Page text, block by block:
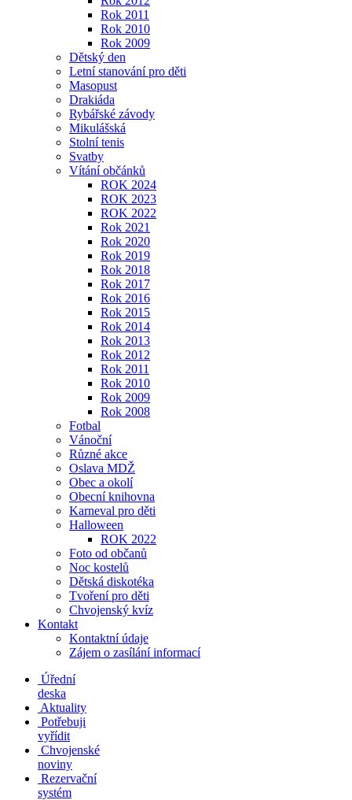
Rok 2011
Rok 2010
Rok 2009
Dětský den
Letní stanování pro děti
Masopust
Drakiáda
Rybářské závody
Mikulášská
Stolní tenis
Svatby
Vítání občánků
ROK 2024
ROK 2023
ROK 2022
Rok 2021
Rok 2020
Rok 2019
Rok 2018
Rok 2017
Rok 2016
Rok 2015
Rok 2014
Rok 2013
Rok 2012
Rok 2011
Rok 2010
Rok 2009
Rok 2008
Fotbal
Vánoční
Různé akce
Oslava MDŽ
Obec a okolí
Obecní knihovna
Karneval pro děti
Halloween
ROK 2022
Foto od občanů
Noc kostelů
Dětská diskotéka
Tvoření pro děti
Chvojenský kvíz
Kontakt
Kontaktní údaje
Zájem o zasílání informací
Úřední
deska
Aktuality
Potřebuji
vyřídit
Chvojenské
noviny
Rezervační
systém